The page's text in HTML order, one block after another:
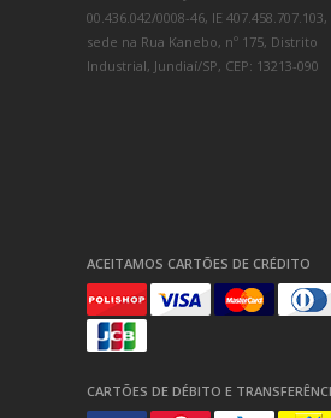
00.436.042/0008-46, IE
sede na Rua Kanebo, nº 175, Distrito
Industrial, Jundiaí/SP, CEP: 13213-090
ACEITAMOS CARTÕES DE CRÉDITO
CARTÕES DE DÉBITO E